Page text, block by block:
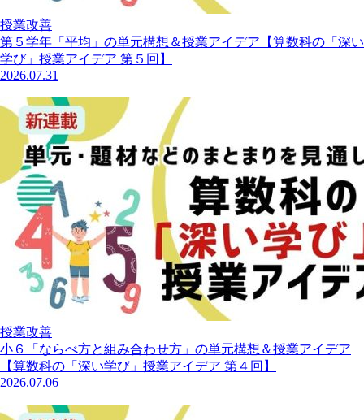
授業改善
第５学年「平均」の単元構想＆授業アイデア【算数科の「深い
学び」授業アイデア 第５回】
2026.07.31
授業改善
小６「ならべ方と組み合わせ方」の単元構想＆授業アイデア
【算数科の「深い学び」授業アイデア 第４回】
2026.07.06